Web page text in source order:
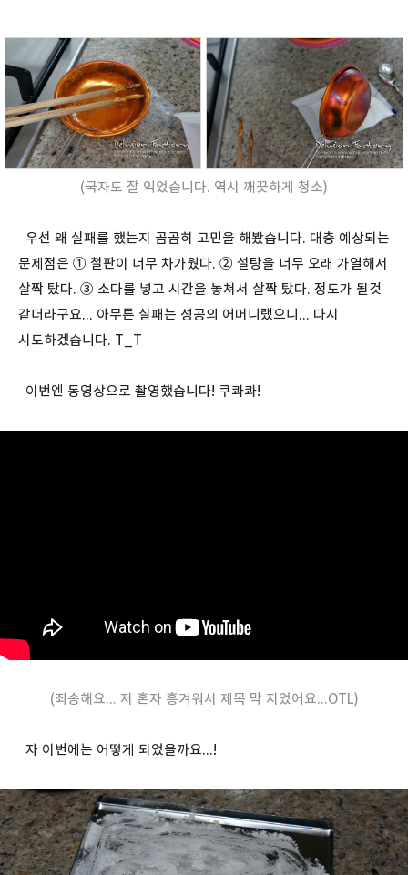
(국자도 잘 익었습니다. 역시 깨끗하게 청소)
우선 왜 실패를 했는지 곰곰히 고민을 해봤습니다. 대충 예상되는
문제점은 ① 철판이 너무 차가웠다. ② 설탕을 너무 오래 가열해서
살짝 탔다. ③ 소다를 넣고 시간을 놓쳐서 살짝 탔다. 정도가 될것
같더라구요... 아무튼 실패는 성공의 어머니랬으니... 다시
시도하겠습니다. T_T
이번엔 동영상으로 촬영했습니다! 쿠콰콰!
(죄송해요... 저 혼자 흥겨워서 제목 막 지었어요...OTL)
자 이번에는 어떻게 되었을까요...!